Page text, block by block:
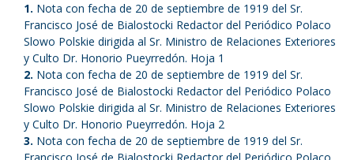
Nota con fecha de 20 de septiembre de 1919 del Sr.
Francisco José de Bialostocki Redactor del Periódico Polaco
Slowo Polskie dirigida al Sr. Ministro de Relaciones Exteriores
y Culto Dr. Honorio Pueyrredón. Hoja 1
Nota con fecha de 20 de septiembre de 1919 del Sr.
Francisco José de Bialostocki Redactor del Periódico Polaco
Slowo Polskie dirigida al Sr. Ministro de Relaciones Exteriores
y Culto Dr. Honorio Pueyrredón. Hoja 2
Nota con fecha de 20 de septiembre de 1919 del Sr.